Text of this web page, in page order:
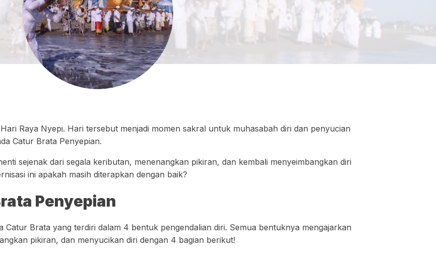
Raya Nyepi. Hari tersebut menjadi momen sakral untuk muhasabah diri dan penyucian
Catur Brata Penyepian.
sejenak dari segala keributan, menenangkan pikiran, dan kembali menyeimbangkan diri
ini apakah masih diterapkan dengan baik?
Penyepian
Catur Brata yang terdiri dalam 4 bentuk pengendalian diri. Semua bentuknya mengajarkan
pikiran, dan menyucikan diri dengan 4 bagian berikut!